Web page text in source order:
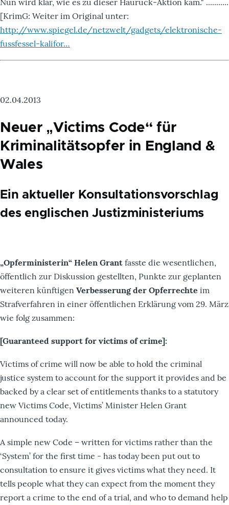
[KrimG: Weiter im Original unter:
http://www.spiegel.de/netzwelt/gadgets/elektronische-
fussfessel-kalifor…
02.04.2013
Neuer „Victims Code“ für
Kriminalitätsopfer in England &
Wales
Ein aktueller Konsultationsvorschlag
des englischen Justizministeriums
„Opferministerin“ Helen Grant fasste die wesentlichen,
öffentlich zur Diskussion gestellten, Punkte zur geplanten
weiteren künftigen Verbesserung der Opferrechte im
Strafverfahren in einer öffentlichen Erklärung vom 29. März
wie folg zusammen:
[Guaranteed support for victims of crime]:
Victims of crime will now be able to hold the criminal
justice system to account for the support it provides and be
backed by a clear set of entitlements thanks to a statutory
new Victims Code, Victims’ Minister Helen Grant
announced today.
A simple new Code – written for victims rather than the
‘System’ for the first time - has today been put out to
consultation to ensure it gives victims what they need. It
tells people what they can expect from the moment they
report a crime to the end of a trial, and who to demand help